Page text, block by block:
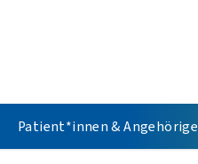
Patient*innen & Angehörige